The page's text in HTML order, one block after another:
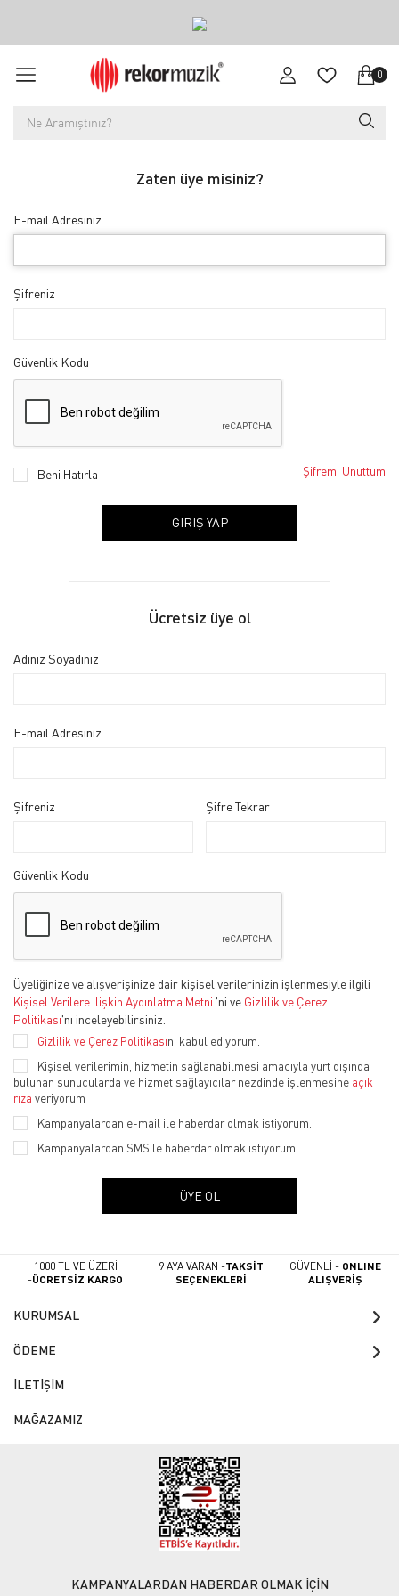
0
Zaten üye misiniz?
E-mail Adresiniz
Şifreniz
Güvenlik Kodu
Beni Hatırla Şifremi Unuttum
GIRIŞ YAP
Ücretsiz üye ol
Adınız Soyadınız
E-mail Adresiniz
Şifreniz Şifre Tekrar
Güvenlik Kodu
Üyeliğinize ve alışverişinize dair kişisel verilerinizin işlenmesiyle ilgili
Kişisel Verilere İlişkin Aydınlatma Metni 'ni ve Gizlilik ve Çerez
Politikası'nı inceleyebilirsiniz.
Gizlilik ve Çerez Politikasıni kabul ediyorum.
Kişisel verilerimin, hizmetin sağlanabilmesi amacıyla yurt dışında
bulunan sunucularda ve hizmet sağlayıcılar nezdinde işlenmesine açık
rıza veriyorum
Kampanyalardan e-mail ile haberdar olmak istiyorum.
Kampanyalardan SMS'le haberdar olmak istiyorum.
ÜYE OL
1000 TL VE ÜZERİ
-ÜCRETSİZ KARGO
9 AYA VARAN -TAKSİT
SEÇENEKLERİ
GÜVENLİ - ONLINE
ALIŞVERİŞ
KURUMSAL
ÖDEME
İLETİŞİM
MAĞAZAMIZ
KAMPANYALARDAN HABERDAR OLMAK İÇİN